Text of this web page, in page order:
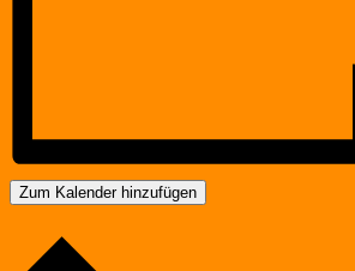
Zum Kalender hinzufügen